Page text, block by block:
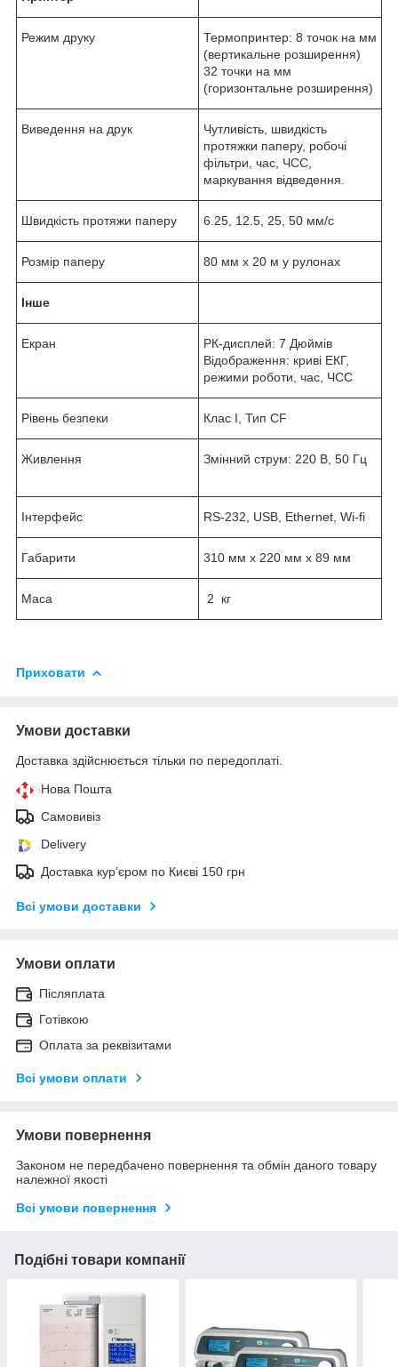
Режим друку
Термопринтер: 8 точок на мм
(вертикальне розширення)
32 точки на мм
(горизонтальне розширення)
Виведення на друк
Чутливість, швидкість
протяжки паперу, робочі
фільтри, час, ЧСС,
маркування відведення.
Швидкість протяжи паперу 6.25, 12.5, 25, 50 мм/с
Розмір паперу 80 мм х 20 м у рулонах
Інше
Екран
РК-дисплей: 7 Дюймів
Відображення: криві ЕКГ,
режими роботи, час, ЧСС
Рівень безпеки Клас I, Тип CF
Живлення Змінний струм: 220 В, 50 Гц
Інтерфейс RS-232, USB, Ethernet, Wi-fi
Габарити 310 мм x 220 мм x 89 мм
Маса 2 кг
Приховати
Умови доставки
Доставка здійснюється тільки по передоплаті.
Нова Пошта
Самовивіз
Delivery
Доставка кур’єром по Києві 150 грн
Всі умови доставки
Умови оплати
Післяплата
Готівкою
Оплата за реквізитами
Всі умови оплати
Умови повернення
Законом не передбачено повернення та обмін даного товару
належної якості
Всі умови повернення
Подібні товари компанії